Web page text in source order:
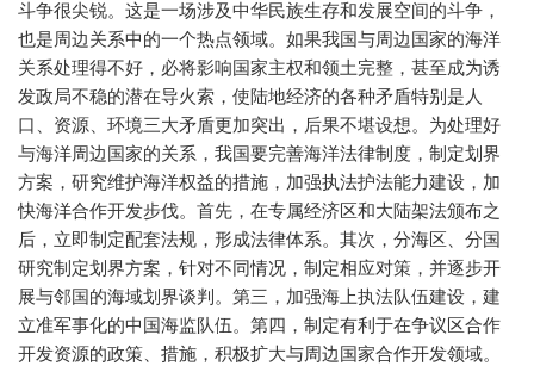
斗争很尖锐。这是一场涉及中华民族生存和发展空间的斗争，
也是周边关系中的一个热点领域。如果我国与周边国家的海洋
关系处理得不好，必将影响国家主权和领土完整，甚至成为诱
发政局不稳的潜在导火索，使陆地经济的各种矛盾特别是人
口、资源、环境三大矛盾更加突出，后果不堪设想。为处理好
与海洋周边国家的关系，我国要完善海洋法律制度，制定划界
方案，研究维护海洋权益的措施，加强执法护法能力建设，加
快海洋合作开发步伐。首先，在专属经济区和大陆架法颁布之
后，立即制定配套法规，形成法律体系。其次，分海区、分国
研究制定划界方案，针对不同情况，制定相应对策，并逐步开
展与邻国的海域划界谈判。第三，加强海上执法队伍建设，建
立准军事化的中国海监队伍。第四，制定有利于在争议区合作
开发资源的政策、措施，积极扩大与周边国家合作开发领域。